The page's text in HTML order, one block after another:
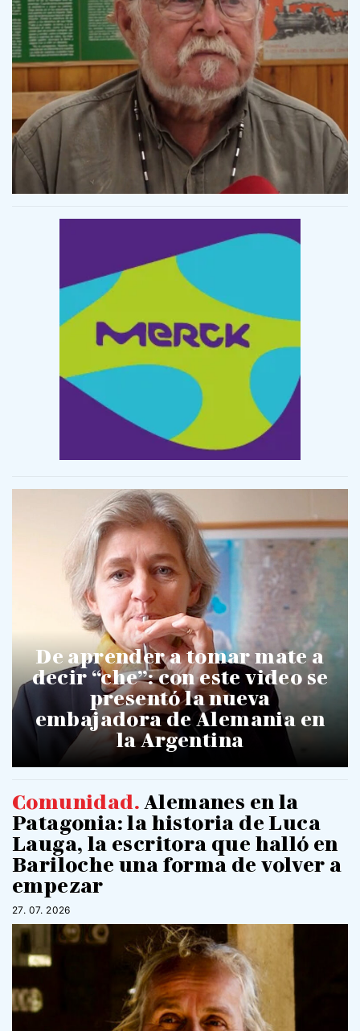
De aprender a tomar mate a
decir “che”: con este video se
presentó la nueva
embajadora de Alemania en
la Argentina
Comunidad. Alemanes en la
Patagonia: la historia de Luca
Lauga, la escritora que halló en
Bariloche una forma de volver a
empezar
27. 07. 2026